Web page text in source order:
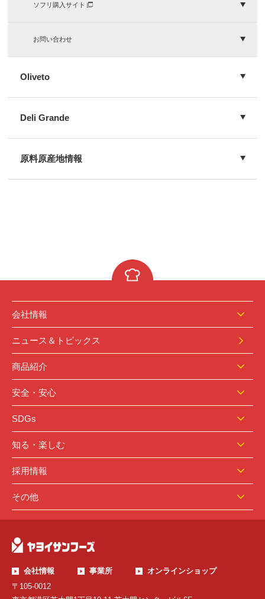
ソフリ購入サイト
お問い合わせ
Oliveto
Deli Grande
原料原産地情報
会社情報
ニュース＆トピックス
商品紹介
安全・安心
SDGs
知る・楽しむ
採用情報
その他
会社情報 事業所
オンラインショップ
〒105-0012